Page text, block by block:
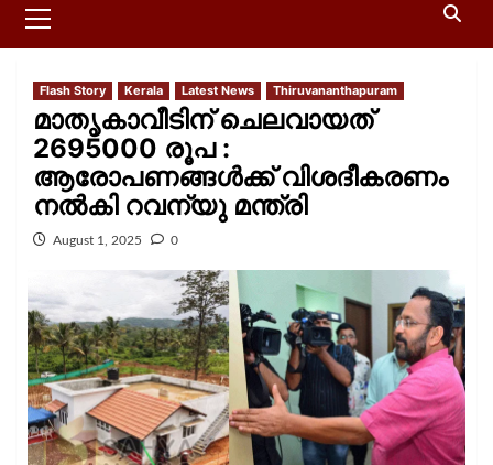
Flash Story Kerala Latest News Thiruvananthapuram
മാതൃകാവീടിന് ചെലവായത്
2695000 രൂപ :
ആരോപണങ്ങൾക്ക് വിശദീകരണം
നൽകി റവന്യു മന്ത്രി
August 1, 2025 0